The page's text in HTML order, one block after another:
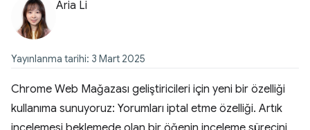
Aria Li
Yayınlanma tarihi: 3 Mart 2025
Chrome Web Mağazası geliştiricileri için yeni bir özelliği
kullanıma sunuyoruz: Yorumları iptal etme özelliği. Artık